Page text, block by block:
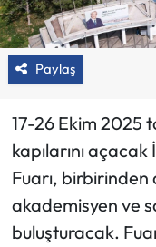
Paylaş
17-26 Ekim 2025
kapılarını
Fuarı,
akademisyen ve
buluşturacak.